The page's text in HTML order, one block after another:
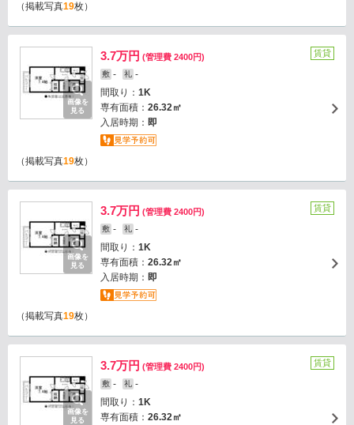
（掲載写真19枚）
画像を
見る
3.7万円 (管理費 2400円)
敷 - 礼 -
間取り： 1K
専有面積： 26.32㎡
入居時期： 即
賃貸
（掲載写真19枚）
画像を
見る
3.7万円 (管理費 2400円)
敷 - 礼 -
間取り： 1K
専有面積： 26.32㎡
入居時期： 即
賃貸
（掲載写真19枚）
画像を
見る
3.7万円 (管理費 2400円)
敷 - 礼 -
間取り： 1K
専有面積： 26.32㎡
賃貸